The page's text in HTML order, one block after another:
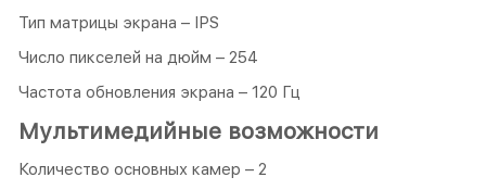
Тип матрицы экрана – IPS
Число пикселей на дюйм – 254
Частота обновления экрана – 120 Гц
Мультимедийные возможности
Количество основных камер – 2